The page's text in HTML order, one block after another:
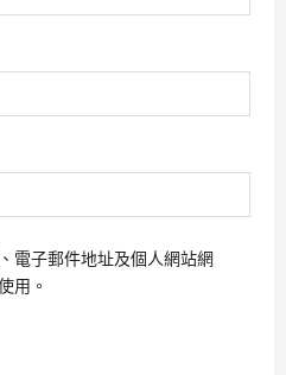
電子郵件地址及個人網站網
用。